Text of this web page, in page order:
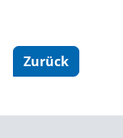
Zurück